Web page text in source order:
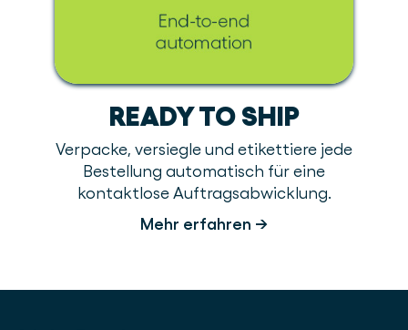
READY TO SHIP
Verpacke, versiegle und etikettiere jede
Bestellung automatisch für eine
kontaktlose Auftragsabwicklung.
Mehr erfahren →